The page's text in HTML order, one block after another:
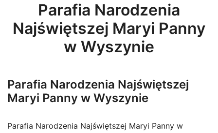
Parafia Narodzenia
Najświętszej Maryi Panny
w Wyszynie
Parafia Narodzenia Najświętszej
Maryi Panny w Wyszynie
Parafia Narodzenia Najświętszej Maryi Panny w